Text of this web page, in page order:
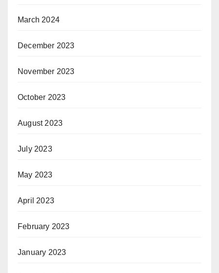
March 2024
December 2023
November 2023
October 2023
August 2023
July 2023
May 2023
April 2023
February 2023
January 2023